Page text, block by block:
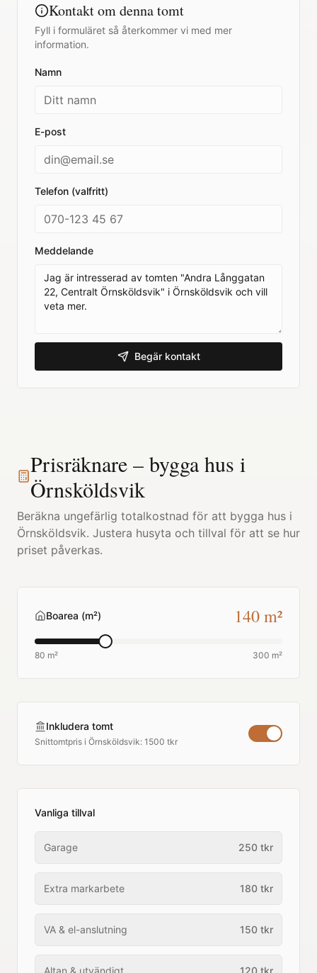
Kontakt om denna tomt
Fyll i formuläret så återkommer vi med mer
information.
Namn
E-post
Telefon (valfritt)
Meddelande
Begär kontakt
Prisräknare – bygga hus i
Örnsköldsvik
Beräkna ungefärlig totalkostnad för att bygga hus i
Örnsköldsvik. Justera husyta och tillval för att se hur
priset påverkas.
Boarea (m²) 140m²
80 m² 300 m²
Inkludera tomt
Snittomtpris i Örnsköldsvik: 1500 tkr
Vanliga tillval
Garage 250 tkr
Extra markarbete 180 tkr
VA & el-anslutning 150 tkr
Altan & utvändigt 120 tkr